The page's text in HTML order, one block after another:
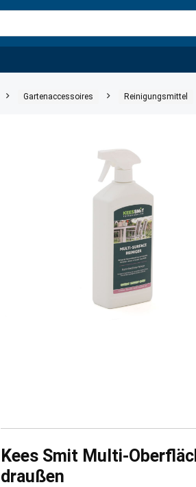
Gartenaccessoires Reinigungsmittel
Kees Smit Multi-
draußen